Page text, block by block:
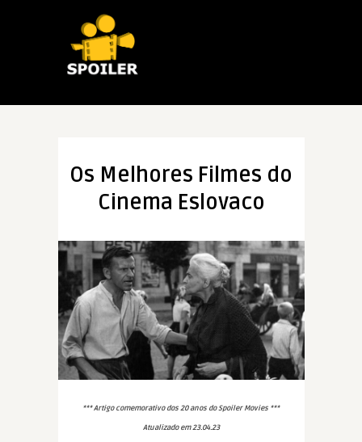
Os Melhores Filmes do
Cinema Eslovaco
*** Artigo comemorativo dos 20 anos do Spoiler Movies ***
Atualizado em 23.04.23